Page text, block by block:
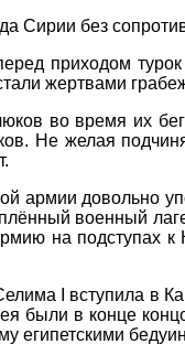
Сирии без
приходом турок
жертвами
во время их
Не желая
армии довольно
военный
на
I вступила в
были в конце
египетскими